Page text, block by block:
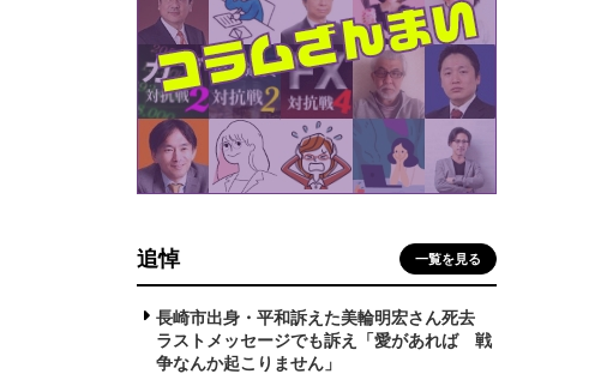
追悼 一覧を見る
長崎市出身・平和訴えた美輪明宏さん死去
ラストメッセージでも訴え「愛があれば 戦
争なんか起こりません」